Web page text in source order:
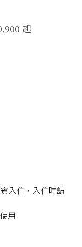
起
入住，入住時請
用